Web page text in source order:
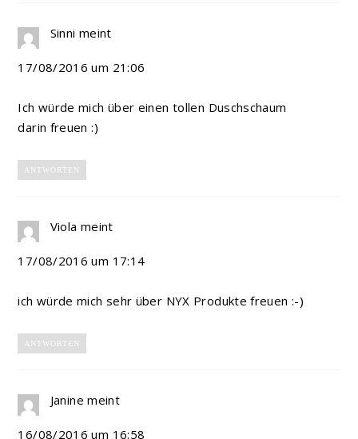
Sinni meint
17/08/2016 um 21:06
Ich würde mich über einen tollen Duschschaum
darin freuen :)
ANTWORTEN
Viola meint
17/08/2016 um 17:14
ich würde mich sehr über NYX Produkte freuen :-)
ANTWORTEN
Janine meint
16/08/2016 um 16:58